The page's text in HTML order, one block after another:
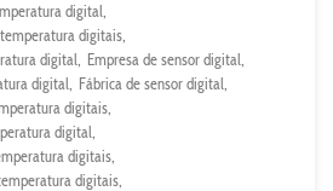
digital
digitais
digital
Empresa de sensor digital
digital
Fábrica de sensor digital
digitais
digital
digitais
digitais